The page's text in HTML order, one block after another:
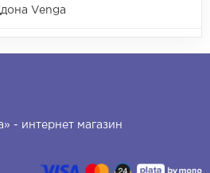
Venga
- интернет магазин